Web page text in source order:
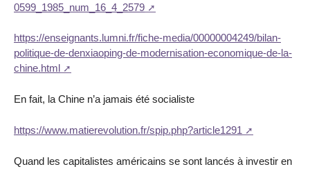
0599_1985_num_16_4_2579
https://enseignants.lumni.fr/fiche-media/00000004249/bilan-
politique-de-denxiaoping-de-modernisation-economique-de-la-
chine.html
En fait, la Chine n’a jamais été socialiste
https://www.matierevolution.fr/spip.php?article1291
Quand les capitalistes américains se sont lancés à investir en